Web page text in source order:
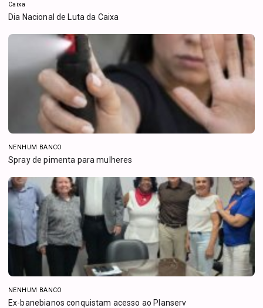
Caixa
Dia Nacional de Luta da Caixa
NENHUM BANCO
Spray de pimenta para mulheres
NENHUM BANCO
Ex-banebianos conquistam acesso ao Planserv